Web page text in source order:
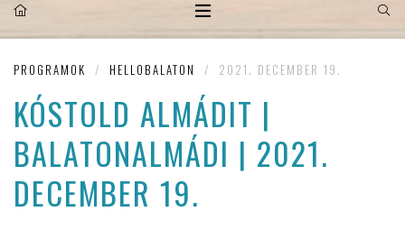
PROGRAMOK / HELLOBALATON / 2021. DECEMBER 19.
KÓSTOLD ALMÁDIT |
BALATONALMÁDI | 2021.
DECEMBER 19.